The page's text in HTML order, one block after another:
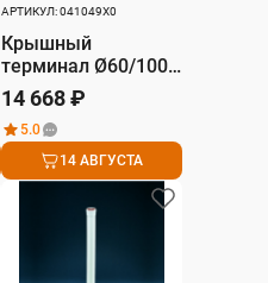
АРТИКУЛ: 041049X0
Крышный
терминал Ø60/100
мм, материал –
ПВХ
14 668 ₽
5.0
14 АВГУСТА